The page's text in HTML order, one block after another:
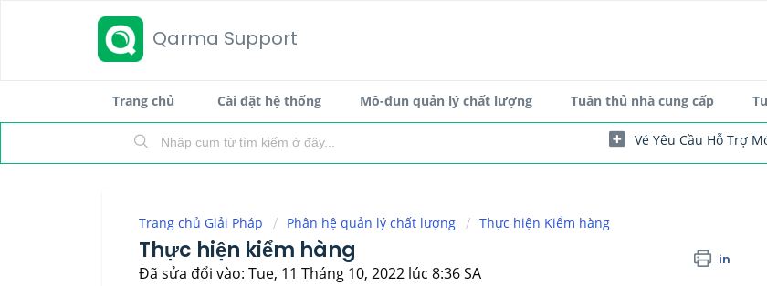
Qarma Support
Trang chủ Cài đặt hệ thống Mô-đun quản lý chất lượng Tuân thủ nhà cung cấp
Vé Yêu Cầu Hỗ Trợ
Trang chủ Giải Pháp Phân hệ quản lý chất lượng Thực hiện Kiểm hàng
Thực hiện kiểm hàng in
Đã sửa đổi vào: Tue, 11 Tháng 10, 2022 lúc 8:36 SA